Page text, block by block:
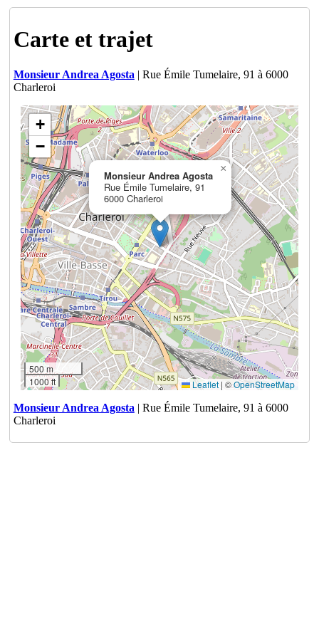
Carte et trajet
Monsieur Andrea Agosta | Rue Émile Tumelaire, 91 à 6000
Charleroi
Monsieur Andrea Agosta
Rue Émile Tumelaire, 91
6000 Charleroi
×
+
−
500 m
1000 ft
Leaflet | ©OpenStreetMap
Monsieur Andrea Agosta | Rue Émile Tumelaire, 91 à 6000
Charleroi